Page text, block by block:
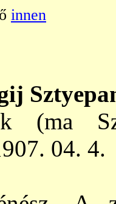
innen
04. 4.